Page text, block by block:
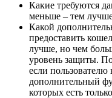
Какие требуются
меньше – тем
Какой
предоставить
лучше, но чем
уровень защиты.
если
дополнительный
которых есть